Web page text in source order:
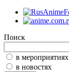
Поиск
в мероприятиях
в новостях